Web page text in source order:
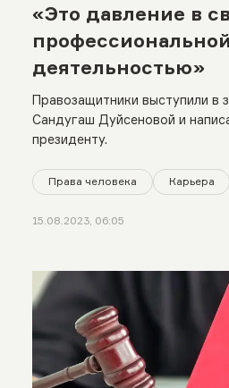
«Это давление в
профессиональной
деятельностью»
Правозащитники выступили в
Сандугаш Дуйсеновой и
президенту.
Права человека Карьера
15.08.2023, 06:05